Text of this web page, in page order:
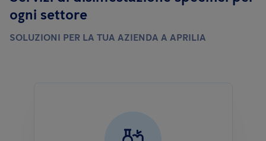
ogni settore
SOLUZIONI PER LA TUA AZIENDA A APRILIA